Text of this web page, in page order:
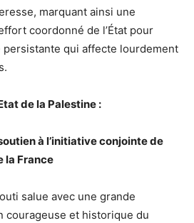
marquant ainsi une
coordonné de l’État pour
qui affecte lourdement
de la Palestine :
à l’initiative conjointe de
la France
salue avec une grande
courageuse et historique du